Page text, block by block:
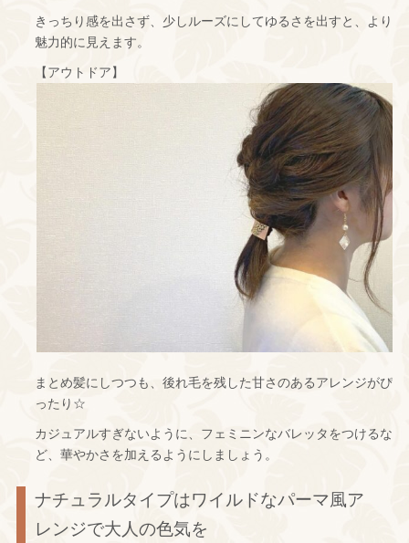
きっちり感を出さず、少しルーズにしてゆるさを出すと、より
魅力的に見えます。
【アウトドア】
まとめ髪にしつつも、後れ毛を残した甘さのあるアレンジがぴ
ったり☆
カジュアルすぎないように、フェミニンなバレッタをつけるな
ど、華やかさを加えるようにしましょう。
ナチュラルタイプはワイルドなパーマ風ア
レンジで大人の色気を